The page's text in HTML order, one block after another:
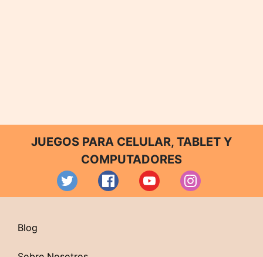
JUEGOS PARA CELULAR, TABLET Y
COMPUTADORES
Blog